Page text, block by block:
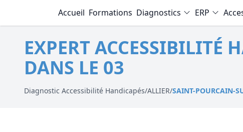
Accueil Formations Diagnostics
Diagnostic Electrique
Diagnostic Termites
ERP
EXPERT ACCESSIBILITÉ
DANS LE 03
Diagnostic Accessibilité Handicapés/ALLIER/SAINT-POURCAIN-